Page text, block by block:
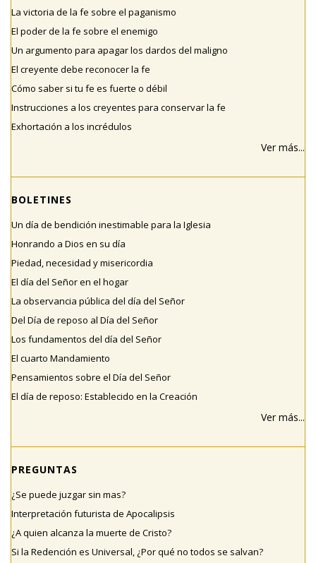
La victoria de la fe sobre el paganismo
El poder de la fe sobre el enemigo
Un argumento para apagar los dardos del maligno
El creyente debe reconocer la fe
Cómo saber si tu fe es fuerte o débil
Instrucciones a los creyentes para conservar la fe
Exhortación a los incrédulos
Ver más...
BOLETINES
Un día de bendición inestimable para la Iglesia
Honrando a Dios en su día
Piedad, necesidad y misericordia
El día del Señor en el hogar
La observancia pública del día del Señor
Del Día de reposo al Día del Señor
Los fundamentos del día del Señor
El cuarto Mandamiento
Pensamientos sobre el Día del Señor
El día de reposo: Establecido en la Creación
Ver más...
PREGUNTAS
¿Se puede juzgar sin mas?
Interpretación futurista de Apocalipsis
¿A quien alcanza la muerte de Cristo?
Si la Redención es Universal, ¿Por qué no todos se salvan?